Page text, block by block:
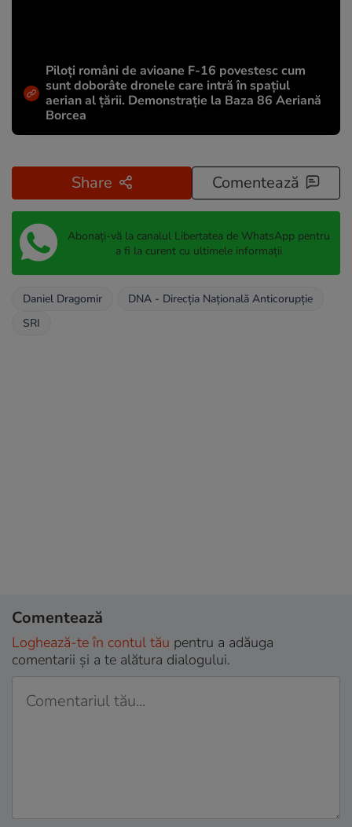
Piloți români de avioane F-16 povestesc cum
sunt doborâte dronele care intră în spațiul
aerian al țării. Demonstrație la Baza 86 Aeriană
Borcea
Share Comentează
Abonați-vă la canalul Libertatea de WhatsApp pentru
a fi la curent cu ultimele informații
Daniel Dragomir
DNA - Direcția Națională Anticorupție
SRI
Comentează
Loghează-te în contul tău pentru a adăuga
comentarii și a te alătura dialogului.